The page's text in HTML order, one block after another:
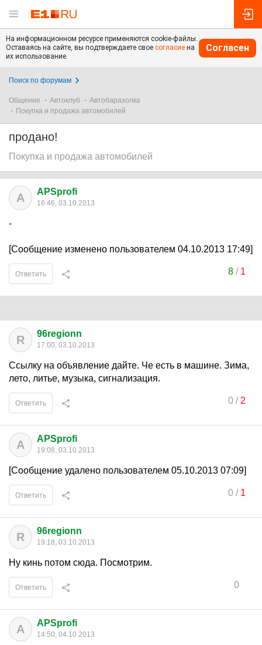
На информационном ресурсе применяются cookie-файлы.
Оставаясь на сайте, вы подтверждаете свое согласие на
их использование.
Согласен
Поиск по форумам
Общение Автоклуб
Автобарахолка
Покупка и продажа автомобилей
продано!
Покупка и продажа автомобилей
A APSprofi
16:46, 03.10.2013
-
[Сообщение изменено пользователем 04.10.2013 17:49]
8/ 1
Ответить
R 96regionn
17:00, 03.10.2013
Ссылку на объявление дайте. Че есть в машине. Зима,
лето, литье, музыка, сигнализация.
0/ 2
Ответить
A APSprofi
19:08, 03.10.2013
[Сообщение удалено пользователем 05.10.2013 07:09]
0/ 1
Ответить
R 96regionn
19:18, 03.10.2013
Ну кинь потом сюда. Посмотрим.
0
Ответить
A APSprofi
14:50, 04.10.2013